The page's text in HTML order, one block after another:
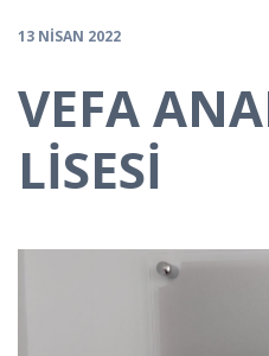
13 NISAN 2022
VEFA
LİSESİ